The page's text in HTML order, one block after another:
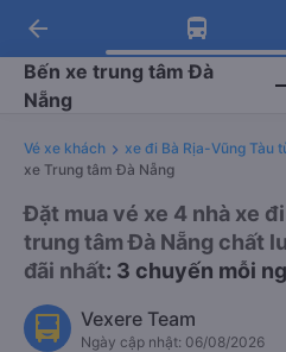
Tải app Vexere
Nhận ưu đãi thành
quyền
Tải app Vexere
-30k/ghế khi đặt
app
arrow_back
Bến xe trung tâm Đà
Nẵng
Vé xe khách xe đi Bà Rịa-Vũng Tàu
xe Trung tâm Đà Nẵng
Đặt mua vé xe 4 nhà xe
trung tâm Đà Nẵng chất
đãi nhất: 3 chuyến mỗi
Vexere Team
Ngày cập nhật: 06/08/2026